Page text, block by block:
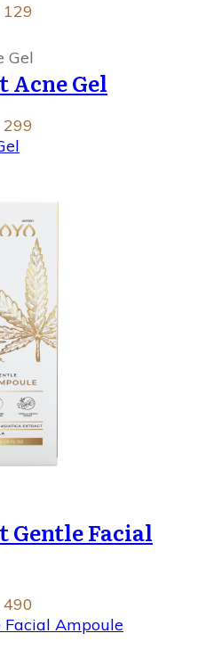
129
Acne Gel
299
Gentle Facial
Facial Ampoule